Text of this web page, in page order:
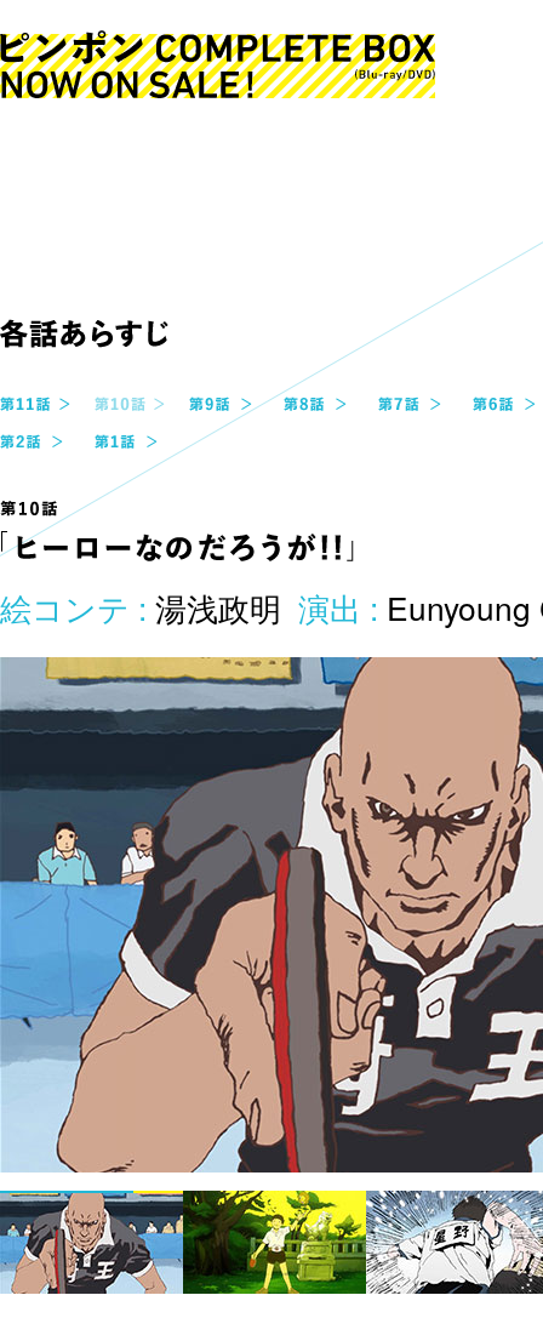
絵コンテ : 湯浅政明 演出 :